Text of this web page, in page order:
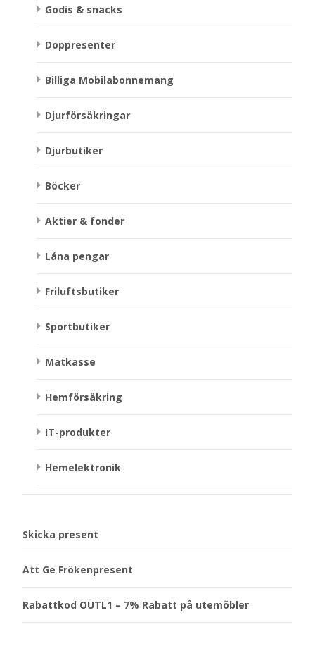
Godis & snacks
Doppresenter
Billiga Mobilabonnemang
Djurförsäkringar
Djurbutiker
Böcker
Aktier & fonder
Låna pengar
Friluftsbutiker
Sportbutiker
Matkasse
Hemförsäkring
IT-produkter
Hemelektronik
Skicka present
Att Ge Frökenpresent
Rabattkod OUTL1 – 7% Rabatt på utemöbler